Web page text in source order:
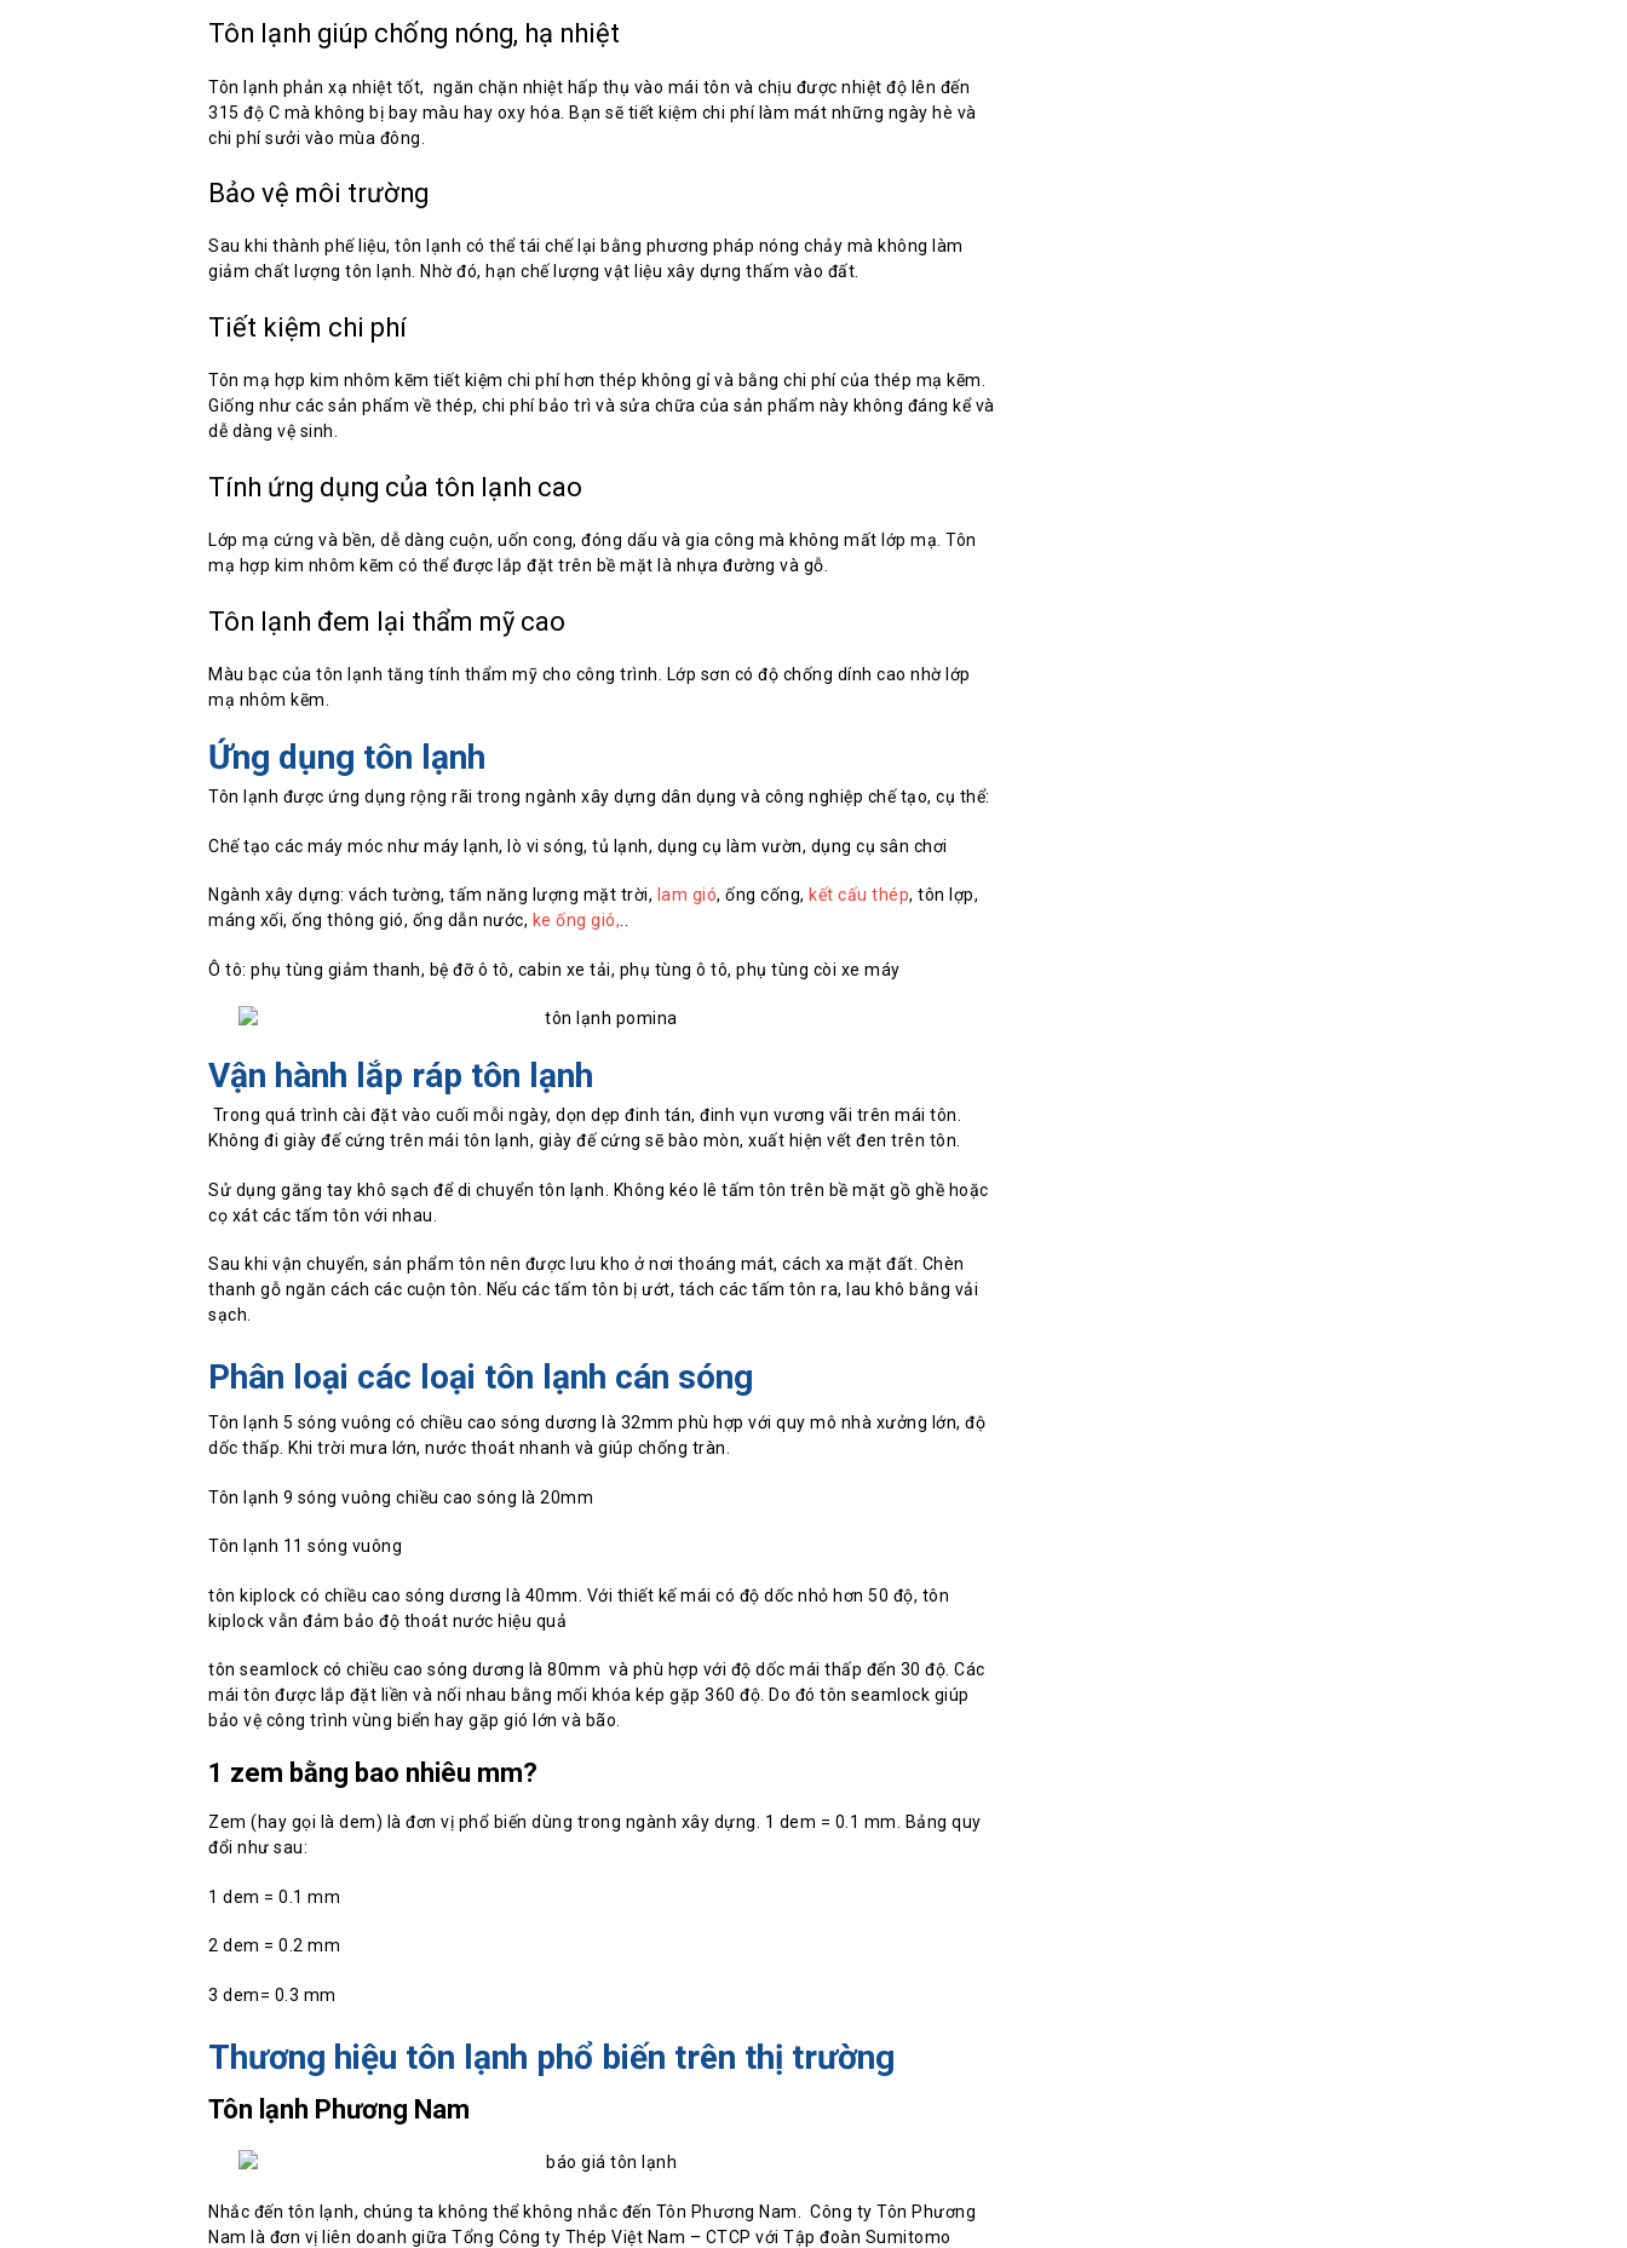
Tôn lạnh giúp chống nóng, hạ nhiệt
Tôn lạnh phản xạ nhiệt tốt, ngăn chặn nhiệt hấp thụ vào mái tôn và chịu được nhiệt độ lên đến
315 độ C mà không bị bay màu hay oxy hóa. Bạn sẽ tiết kiệm chi phí làm mát những ngày hè và
chi phí sưởi vào mùa đông.
Bảo vệ môi trường
Sau khi thành phế liệu, tôn lạnh có thể tái chế lại bằng phương pháp nóng chảy mà không làm
giảm chất lượng tôn lạnh. Nhờ đó, hạn chế lượng vật liệu xây dựng thấm vào đất.
Tiết kiệm chi phí
Tôn mạ hợp kim nhôm kẽm tiết kiệm chi phí hơn thép không gỉ và bằng chi phí của thép mạ kẽm.
Giống như các sản phẩm về thép, chi phí bảo trì và sửa chữa của sản phẩm này không đáng kể và
dễ dàng vệ sinh.
Tính ứng dụng của tôn lạnh cao
Lớp mạ cứng và bền, dễ dàng cuộn, uốn cong, đóng dấu và gia công mà không mất lớp mạ. Tôn
mạ hợp kim nhôm kẽm có thể được lắp đặt trên bề mặt là nhựa đường và gỗ.
Tôn lạnh đem lại thẩm mỹ cao
Màu bạc của tôn lạnh tăng tính thẩm mỹ cho công trình. Lớp sơn có độ chống dính cao nhờ lớp
mạ nhôm kẽm.
Ứng dụng tôn lạnh
Tôn lạnh được ứng dụng rộng rãi trong ngành xây dựng dân dụng và công nghiệp chế tạo, cụ thể:
Chế tạo các máy móc như máy lạnh, lò vi sóng, tủ lạnh, dụng cụ làm vườn, dụng cụ sân chơi
Ngành xây dựng: vách tường, tấm năng lượng mặt trời, lam gió, ống cống, kết cấu thép, tôn lợp,
máng xối, ống thông gió, ống dẫn nước, ke ống gió,
Ô tô: phụ tùng giảm thanh, bệ đỡ ô tô, cabin xe tải, phụ tùng ô tô, phụ tùng còi xe máy
Vận hành lắp ráp tôn lạnh
Trong quá trình cài đặt vào cuối mỗi ngày, dọn dẹp đinh tán, đinh vụn vương vãi trên mái tôn.
Không đi giày đế cứng trên mái tôn lạnh, giày đế cứng sẽ bào mòn, xuất hiện vết đen trên tôn.
Sử dụng găng tay khô sạch để di chuyển tôn lạnh. Không kéo lê tấm tôn trên bề mặt gồ ghề hoặc
cọ xát các tấm tôn với nhau.
Sau khi vận chuyển, sản phẩm tôn nên được lưu kho ở nơi thoáng mát, cách xa mặt đất. Chèn
thanh gỗ ngăn cách các cuộn tôn. Nếu các tấm tôn bị ướt, tách các tấm tôn ra, lau khô bằng vải
sạch.
Phân loại các loại tôn lạnh cán sóng
Tôn lạnh 5 sóng vuông có chiều cao sóng dương là 32mm phù hợp với quy mô nhà xưởng lớn, độ
dốc thấp. Khi trời mưa lớn, nước thoát nhanh và giúp chống tràn.
Tôn lạnh 9 sóng vuông chiều cao sóng là 20mm
Tôn lạnh 11 sóng vuông
tôn kiplock có chiều cao sóng dương là 40mm. Với thiết kế mái có độ dốc nhỏ hơn 50 độ, tôn
kiplock vẫn đảm bảo độ thoát nước hiệu quả
tôn seamlock có chiều cao sóng dương là 80mm và phù hợp với độ dốc mái thấp đến 30 độ. Các
mái tôn được lắp đặt liền và nối nhau bằng mối khóa kép gặp 360 độ. Do đó tôn seamlock giúp
bảo vệ công trình vùng biển hay gặp gió lớn và bão.
1 zem bằng bao nhiêu mm?
Zem (hay gọi là dem) là đơn vị phổ biến dùng trong ngành xây dựng. 1 dem = 0.1 mm. Bảng quy
đổi như sau:
1 dem = 0.1 mm
2 dem = 0.2 mm
3 dem= 0.3 mm
Thương hiệu tôn lạnh phổ biến trên thị trường
Tôn lạnh Phương Nam
Nhắc đến tôn lạnh, chúng ta không thể không nhắc đến Tôn Phương Nam. Công ty Tôn Phương
Nam là đơn vị liên doanh giữa Tổng Công ty Thép Việt Nam – CTCP với Tập đoàn Sumitomo